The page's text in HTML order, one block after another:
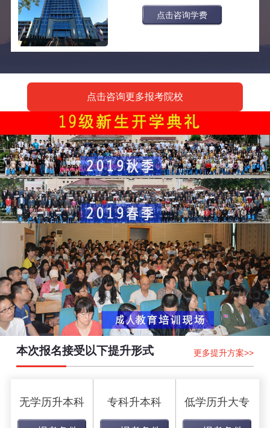
点击咨询学费
点击咨询更多报考院校
本次报名接受以下提升形式 更多提升方案>>
无学历升本科 专科升本科 低学历升大专